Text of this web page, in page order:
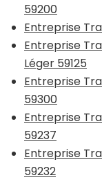
59200
Entreprise
Entreprise
Léger 59125
Entreprise
59300
Entreprise
59237
Entreprise
59232